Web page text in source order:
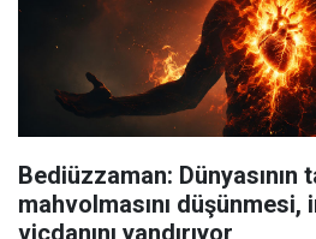
Bediüzzaman: Dünyasının
mahvolmasını düşünmesi,
vicdanını yandırıyor